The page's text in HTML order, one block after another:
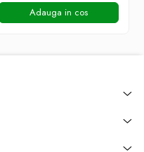
Adauga in cos